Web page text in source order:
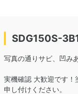
SDG150S-
写真の通りサビ、凹み
実機確認 大歓迎です！
申し付けください。